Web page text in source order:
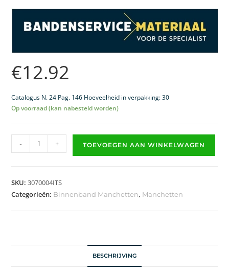
€12.92
Catalogus N. 24 Pag. 146 Hoeveelheid in verpakking: 30
Op voorraad (kan nabesteld worden)
- + TOEVOEGEN AAN WINKELWAGEN
SKU:3070004ITS
Categorieën: Binnenband Manchetten, Manchetten
BESCHRIJVING